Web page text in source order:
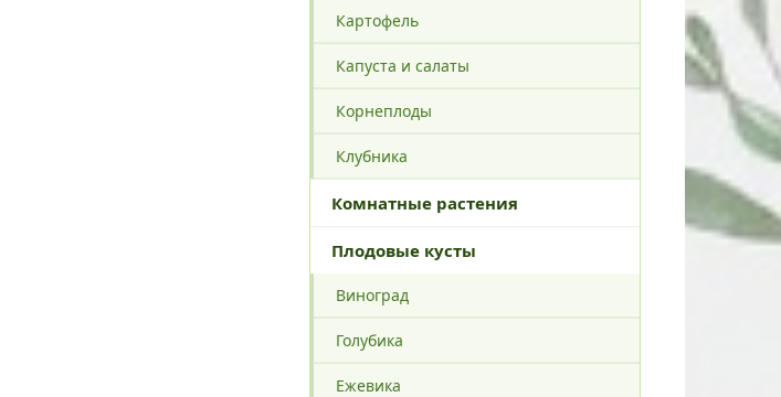
Картофель
Капуста и салаты
Корнеплоды
Клубника
Комнатные растения
Плодовые кусты
Виноград
Голубика
Ежевика